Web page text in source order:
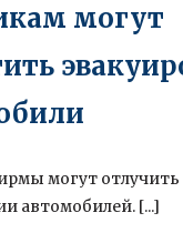
могут
могут отлучить
автомобилей. [...]